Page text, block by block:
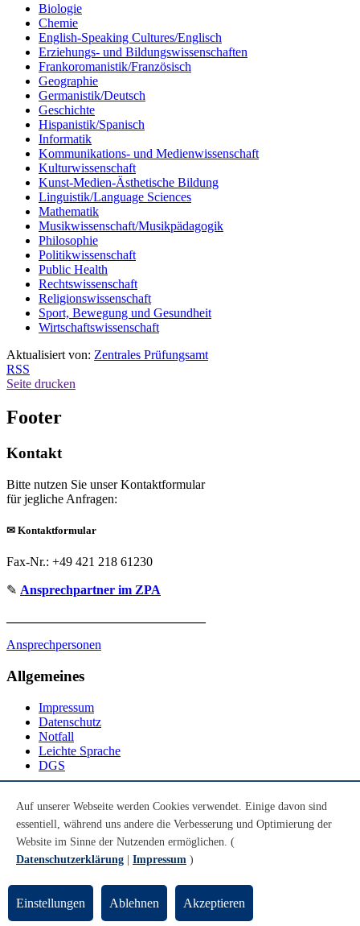
Biologie
Chemie
English-Speaking Cultures/Englisch
Erziehungs- und Bildungswissenschaften
Frankoromanistik/Französisch
Geographie
Germanistik/Deutsch
Geschichte
Hispanistik/Spanisch
Informatik
Kommunikations- und Medienwissenschaft
Kulturwissenschaft
Kunst-Medien-Ästhetische Bildung
Linguistik/Language Sciences
Mathematik
Musikwissenschaft/Musikpädagogik
Philosophie
Politikwissenschaft
Public Health
Rechtswissenschaft
Religionswissenschaft
Sport, Bewegung und Gesundheit
Wirtschaftswissenschaft
Aktualisiert von: Zentrales Prüfungsamt
RSS
Seite drucken
Footer
Kontakt
Bitte nutzen Sie unser Kontaktformular
für jegliche Anfragen:
✉ Kontaktformular
Fax-Nr.: +49 421 218 61230
✎ Ansprechpartner im ZPA
Ansprechpersonen
Allgemeines
Impressum
Datenschutz
Notfall
Leichte Sprache
DGS
Youtube
Instagram
LinkedIn
© Universität Bremen 2026
Auf unserer Webseite werden Cookies verwendet. Einige davon sind
essentiell, während uns andere die Verbesserung und Optimierung der
Website im Sinne der Nutzenden ermöglichen. (
Datenschutzerklärung
Impressum )
Einstellungen Ablehnen Akzeptieren